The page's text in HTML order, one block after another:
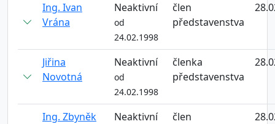
Ing. Ivan
Vrána
Neaktivní
od
24.02.1998
člen
představenstva
Jiřina
Novotná
Neaktivní
od
24.02.1998
členka
představenstva
Ing. Zbyněk
Neaktivní
člen